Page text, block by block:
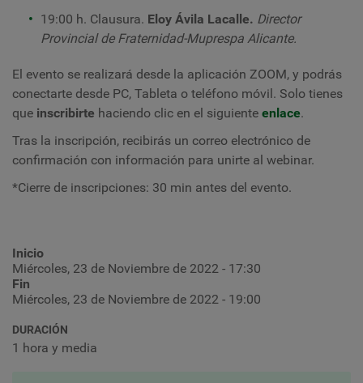
19:00 h. Clausura. Eloy Ávila Lacalle. Director
Provincial de Fraternidad-Muprespa Alicante.
El evento se realizará desde la aplicación ZOOM, y podrás
conectarte desde PC, Tableta o teléfono móvil. Solo tienes
que inscribirte haciendo clic en el siguiente enlace.
Tras la inscripción, recibirás un correo electrónico de
confirmación con información para unirte al webinar.
*Cierre de inscripciones: 30 min antes del evento.
Inicio
Miércoles, 23 de Noviembre de 2022 - 17:30
Fin
Miércoles, 23 de Noviembre de 2022 - 19:00
DURACIÓN
1 hora y media